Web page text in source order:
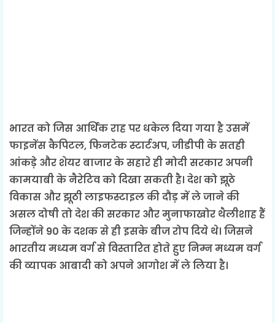
भारत को जिस आर्थिक राह पर धकेल दिया गया है उसमें
फाइनेंस कैपिटल, फिनटेक स्टार्टअप, जीडीपी के सतही
आंकड़े और शेयर बाजार के सहारे ही मोदी सरकार अपनी
कामयाबी के नैरेटिव को दिखा सकती है। देश को झूठे
विकास और झूठी लाइफस्टाइल की दौड़ में ले जाने की
असल दोषी तो देश की सरकार और मुनाफाखोर थैलीशाह हैं
जिन्होंने 90 के दशक से ही इसके बीज रोप दिये थे। जिसने
भारतीय मध्यम वर्ग से विस्तारित होते हुए निम्न मध्यम वर्ग
की व्यापक आबादी को अपने आगोश में ले लिया है।